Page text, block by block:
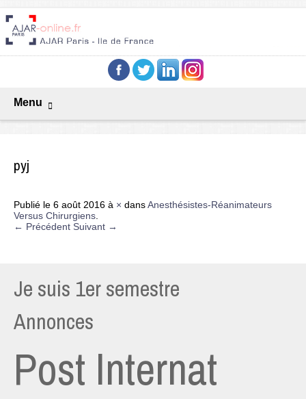
Menu
pyj
Publié le 6 août 2016 à × dansAnesthésistes-Réanimateurs
Versus Chirurgiens
← Précédent Suivant →
Je suis 1er semestre
Annonces
Post Internat